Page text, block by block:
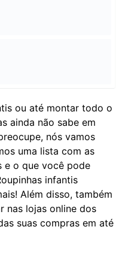
ou até montar todo o
ainda não sabe em
nós vamos
uma lista com as
e o que você pode
infantis
Além disso, também
nas lojas online dos
suas compras em até